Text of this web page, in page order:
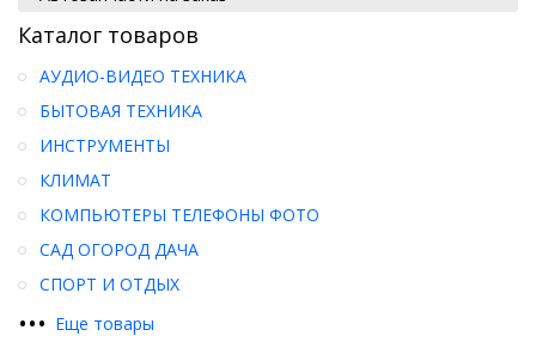
Каталог товаров
••• Еще товары
АУДИО-ВИДЕО ТЕХНИКА
БЫТОВАЯ ТЕХНИКА
ИНСТРУМЕНТЫ
КЛИМАТ
КОМПЬЮТЕРЫ ТЕЛЕФОНЫ ФОТО
САД ОГОРОД ДАЧА
СПОРТ И ОТДЫХ